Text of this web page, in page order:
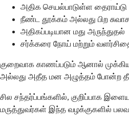
அதிக செயல்பாடுள்ள
நீண்ட தூக்கம் அல்லது பிற
அதிகப்படியான மது அருந்துதல்
சர்க்கரை நோய் மற்றும்
குறைவாக காணப்படும் ஆனால்
அல்லது அதீத மன அழுத்தம் போன்ற
சில சந்தர்ப்பங்களில், குறிப்பாக
மருத்துவர்கள் இந்த வழக்குகளில்